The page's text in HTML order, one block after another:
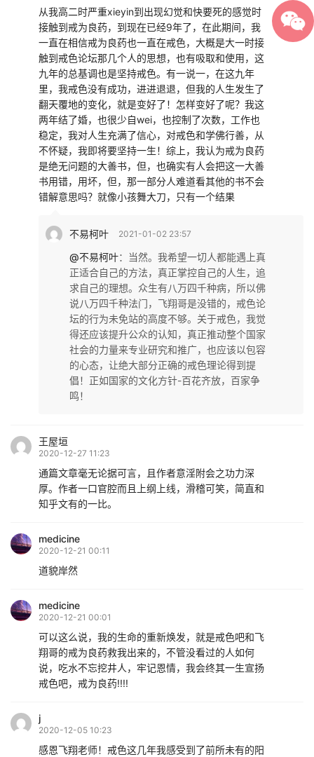
从我高二时严重xieyin到出现幻觉和快要死的感觉时
接触到戒为良药，到现在已经9年了，在此期间，我
一直在相信戒为良药也一直在戒色，大概是大一时接
触到戒色论坛那几个人的思想，也有吸取和使用，这
九年的总基调也是坚持戒色。有一说一，在这九年
里，我戒色没有成功，进进退退，但我的人生发生了
翻天覆地的变化，就是变好了！怎样变好了呢？我这
两年结了婚，也很少自wei，也控制了次数，工作也
稳定，我对人生充满了信心，对戒色和学佛行善，从
不怀疑，我即将要坚持一生！综上，我认为戒为良药
是绝无问题的大善书，但，也确实有人会把这一大善
书用错，用坏，但，那一部分人难道看其他的书不会
错解意思吗？就像小孩舞大刀，只有一个结果
不易柯叶 2021-01-02 23:57
@不易柯叶：
当然。我希望一切人都能遇上真
正适合自己的方法，真正掌控自己的人生，追
求自己的理想。众生有八万四千种病，所以佛
说八万四千种法门，飞翔哥是没错的，戒色论
坛的行为未免站的高度不够。关于戒色，我觉
得还应该提升公众的认知，真正推动整个国家
社会的力量来专业研究和推广，也应该以包容
的心态，让绝大部分正确的戒色理论得到提
倡！正如国家的文化方针-百花齐放，百家争
鸣！
王屋垣
2020-12-27 11:23
通篇文章毫无论据可言，且作者意淫附会之功力深
厚。作者一口官腔而且上纲上线，滑稽可笑，简直和
知乎文有的一比。
medicine
2020-12-21 00:11
道貌岸然
medicine
2020-12-21 00:01
可以这么说，我的生命的重新焕发，就是戒色吧和飞
翔哥的戒为良药救我出来的，不管没看过的人如何
说，吃水不忘挖井人，牢记恩情，我会终其一生宣扬
戒色吧，戒为良药!!!!
j
2020-12-05 10:23
感恩飞翔老师！戒色这几年我感受到了前所未有的阳